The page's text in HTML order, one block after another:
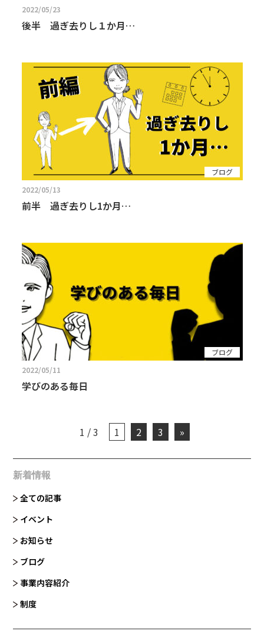
2022/05/23
後半 過ぎ去りし１か月…
ブログ
2022/05/13
前半 過ぎ去りし1か月…
ブログ
2022/05/11
学びのある毎日
1 / 3 1 2 3 »
新着情報
全ての記事
イベント
お知らせ
ブログ
事業内容紹介
制度